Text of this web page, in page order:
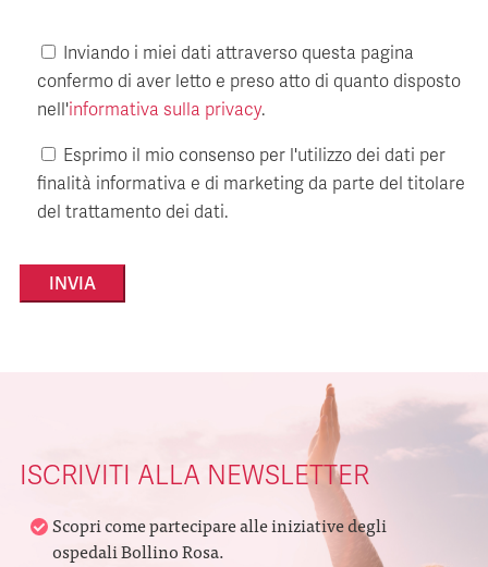
Inviando i miei dati attraverso questa pagina
confermo di aver letto e preso atto di quanto disposto
nell'informativa sulla privacy.
Esprimo il mio consenso per l'utilizzo dei dati per
finalità informativa e di marketing da parte del titolare
del trattamento dei dati.
ISCRIVITI ALLA NEWSLETTER
Scopri come partecipare alle iniziative degli
ospedali Bollino Rosa.